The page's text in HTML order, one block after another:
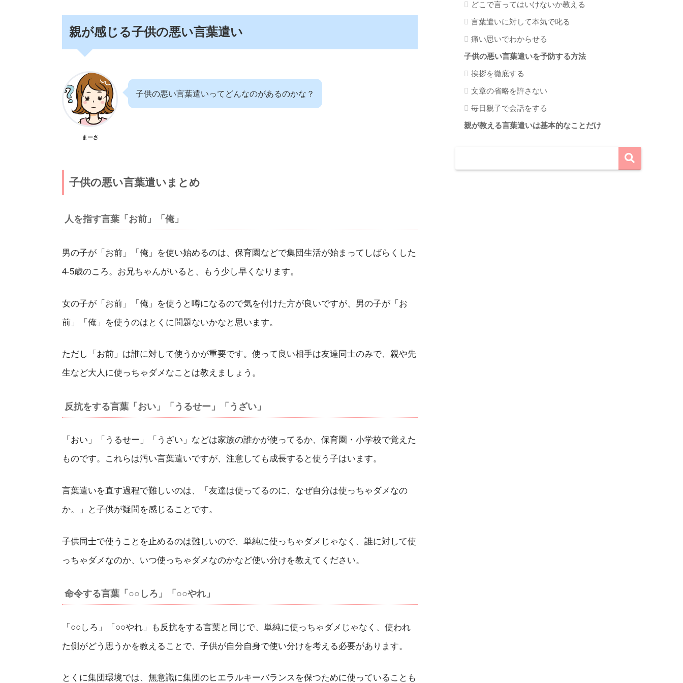
親が感じる子供の悪い言葉遣い
まーさ
子供の悪い言葉遣いってどんなのがあるのかな？
子供の悪い言葉遣いまとめ
人を指す言葉「お前」「俺」
男の子が「お前」「俺」を使い始めるのは、保育園などで集団生活が始まってしばらくした
4-5歳のころ。お兄ちゃんがいると、もう少し早くなります。
女の子が「お前」「俺」を使うと噂になるので気を付けた方が良いですが、男の子が「お
前」「俺」を使うのはとくに問題ないかなと思います。
ただし「お前」は誰に対して使うかが重要です。使って良い相手は友達同士のみで、親や先
生など大人に使っちゃダメなことは教えましょう。
反抗をする言葉「おい」「うるせー」「うざい」
「おい」「うるせー」「うざい」などは家族の誰かが使ってるか、保育園・小学校で覚えた
ものです。これらは汚い言葉遣いですが、注意しても成長すると使う子はいます。
言葉遣いを直す過程で難しいのは、「友達は使ってるのに、なぜ自分は使っちゃダメなの
か。」と子供が疑問を感じることです。
子供同士で使うことを止めるのは難しいので、単純に使っちゃダメじゃなく、誰に対して使
っちゃダメなのか、いつ使っちゃダメなのかなど使い分けを教えてください。
命令する言葉「○○しろ」「○○やれ」
「○○しろ」「○○やれ」も反抗をする言葉と同じで、単純に使っちゃダメじゃなく、使われ
た側がどう思うかを教えることで、子供が自分自身で使い分けを考える必要があります。
とくに集団環境では、無意識に集団のヒエラルキーバランスを保つために使っていることも
どこで言ってはいけないか教える
言葉遣いに対して本気で叱る
痛い思いでわからせる
子供の悪い言葉遣いを予防する方法
挨拶を徹底する
文章の省略を許さない
毎日親子で会話をする
親が教える言葉遣いは基本的なことだけ